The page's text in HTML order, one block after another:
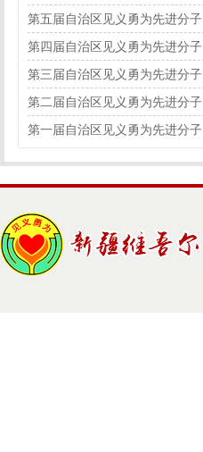
第五届自治区见义勇为先进分子
第四届自治区见义勇为先进分子
第三届自治区见义勇为先进分子
第二届自治区见义勇为先进分子
第一届自治区见义勇为先进分子